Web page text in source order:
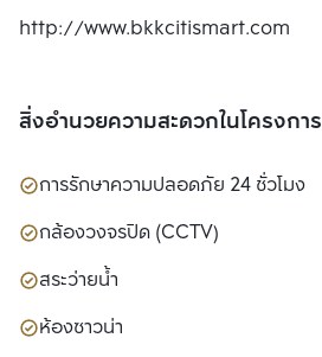
http://www.bkkcitismart.com
สิ่งอำนวยความสะดวกในโครงการ
การรักษาความปลอดภัย 24 ชั่วโมง
กล้องวงจรปิด (CCTV)
สระว่ายน้ำ
ห้องซาวน่า